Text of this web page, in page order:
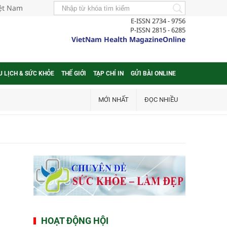
Nam
E-ISSN 2734 - 9756
P-ISSN 2815 - 6285
VietNam Health MagazineOnline
LỊCH & SỨC KHỎE THẾ GIỚI TẠP CHÍ IN GỬI BÀI ONLINE
MỚI NHẤT ĐỌC NHIỀU
HOẠT ĐỘNG HỘI